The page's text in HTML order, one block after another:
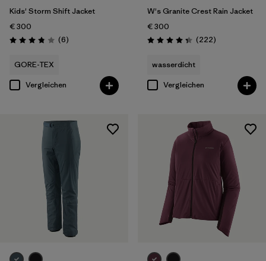
Kids' Storm Shift Jacket
€ 300
Bewertung: 3.8 / 5
(6Rezensionen
)
GORE-TEX
Vergleichen
W's Granite Crest Rain Jacket
€ 300
Bewertung: 4.3 / 5
(222Rezensionen
)
wasserdicht
Vergleichen